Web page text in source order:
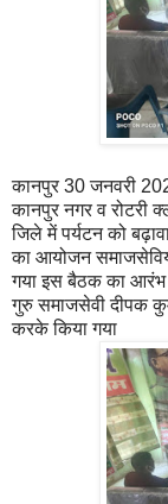
कानपुर 30 जनवरी
कानपुर नगर व रोटरी
जिले में पर्यटन को
का आयोजन
गया इस बैठक का आरंभ
गुरु समाजसेवी दीपक
करके किया गया